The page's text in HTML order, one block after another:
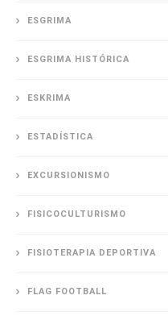
ESGRIMA
ESGRIMA HISTÓRICA
ESKRIMA
ESTADÍSTICA
EXCURSIONISMO
FISICOCULTURISMO
FISIOTERAPIA DEPORTIVA
FLAG FOOTBALL